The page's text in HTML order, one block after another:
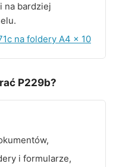
na bardziej
na foldery A4 x 10
P229b?
i formularze,